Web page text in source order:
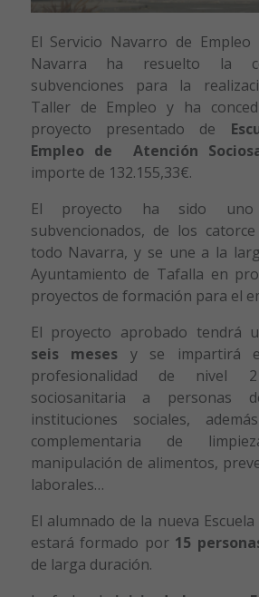
El Servicio Navarro de
Navarra ha resuelto la
subvenciones para la
Taller de Empleo y ha
proyecto presentado de
Empleo de Atención
importe de 132.155,33€.
El proyecto ha sido
subvencionados, de los
todo Navarra, y se une a la
Ayuntamiento de Tafalla en
proyectos de formación para el
El proyecto aprobado tendrá
seis meses y se impartirá
profesionalidad de nivel
sociosanitaria a personas
instituciones sociales,
complementaria de
manipulación de alimentos,
laborales…
El alumnado de la nueva
estará formado por15
de larga duración.